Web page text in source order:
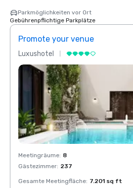
Parkmöglichkeiten vor Ort
Gebührenpflichtige Parkplätze
Promote your venue
Luxushotel
Meetingräume: 8
Gästezimmer: 237
Gesamte Meetingfläche: 7.201 sq ft